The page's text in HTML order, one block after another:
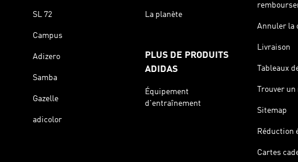
SL 72
Campus
Adizero
Samba
Gazelle
adicolor
La planète
PLUS DE PRODUITS
ADIDAS
Équipement
d'entraînement
Annuler la
Livraison
Tableaux
Trouver un
Sitemap
Réduction
Cartes